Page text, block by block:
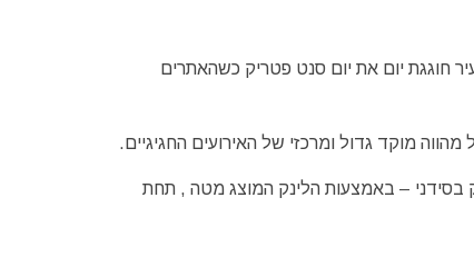
חוגגת יום את יום סנט פטריק כשהאתרים
מוקד גדול ומרכזי של האירועים החגיגיים.
בסידני – באמצעות הלינק המוצג מטה , תחת